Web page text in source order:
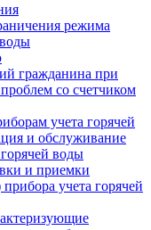
режима
гражданина при
со счетчиком
учета горячей
и обслуживание
воды
и приемки
учета горячей